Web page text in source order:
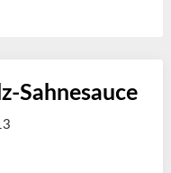
Sahnesauce